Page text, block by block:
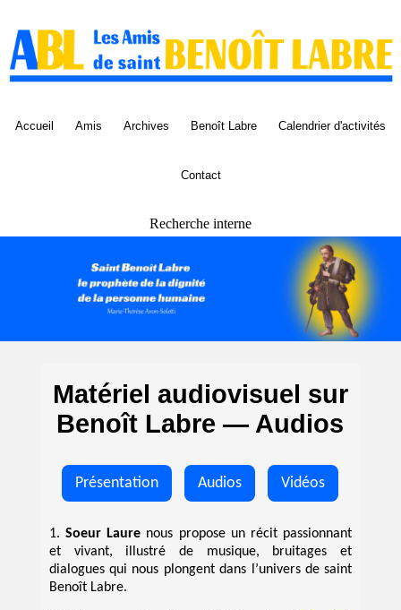
Accueil Amis Archives Benoît Labre Calendrier d'activités
Contact
Recherche interne
Matériel audiovisuel sur
Benoît Labre — Audios
Présentation Audios Vidéos
1. Soeur Laure nous propose un récit passionnant
et vivant, illustré de musique, bruitages et
dialogues qui nous plongent dans l’univers de saint
Benoît Labre.